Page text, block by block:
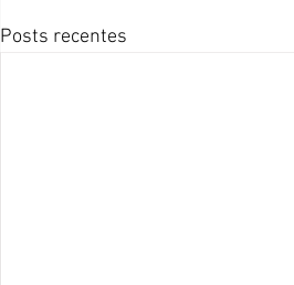
Posts recentes